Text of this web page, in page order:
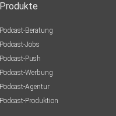
Produkte
Podcast-Beratung
Podcast-Jobs
Podcast-Push
Podcast-Werbung
Podcast-Agentur
Podcast-Produktion